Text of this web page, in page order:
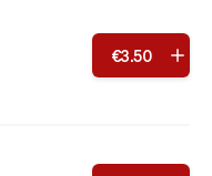
€3.50